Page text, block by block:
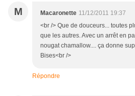
M Macaronette 11/12/2011 19:37
<br /> Que de douceurs... toutes
que les autres. Avec un arrêt en
nougat chamallow.... ça donne
Bises<br />
Répondre